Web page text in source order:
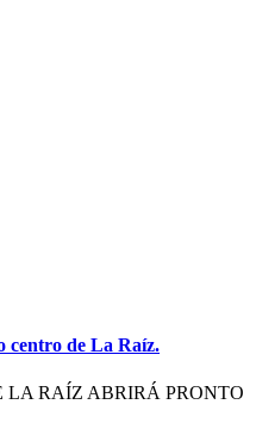
centro de La Raíz.
LA RAÍZ ABRIRÁ PRONTO